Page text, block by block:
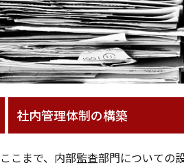
社内管理体制の構築
ここまで、内部監査部門についての